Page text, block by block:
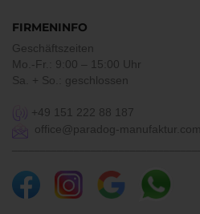
FIRMENINFO
Geschäftszeiten
Mo.-Fr.: 9:00 – 15:00 Uhr
Sa. + So.: geschlossen
+49 151 222 88 187
office@paradog-manufaktur.com